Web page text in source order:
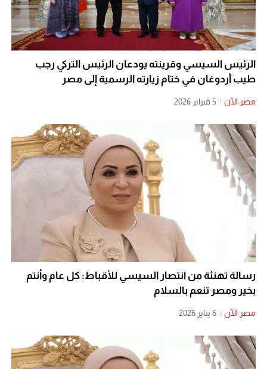
الرئيس السيسي وقرينته يودعان الرئيس التركي رجب
طيب أردوغان في ختام زيارته الرسمية إلى مصر
مصر الآن | 5 فبراير 2026
رسالة تهنئة من انتصار السيسي للأقباط: كل عام وأنتم
بخير ومصر تنعم بالسلام
مصر الآن | 6 يناير 2026